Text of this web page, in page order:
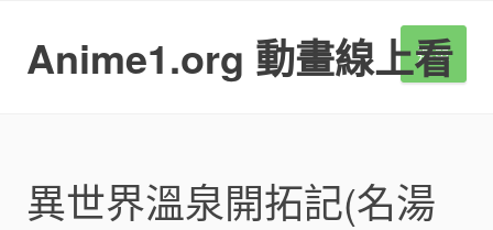
Anime1.org 動畫線上看
選單
異世界溫泉開拓記(名湯